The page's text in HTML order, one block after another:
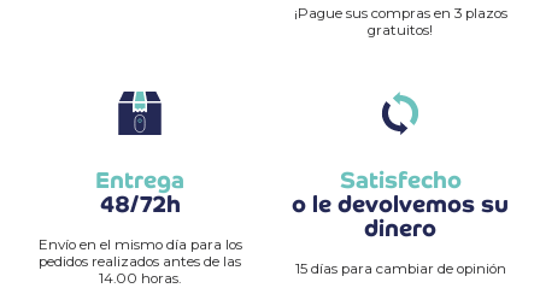
¡Pague sus compras en 3 plazos
gratuitos!
Entrega
48/72h
Envío en el mismo día para los
pedidos realizados antes de las
14.00 horas.
Satisfecho
o le devolvemos su
dinero
15 días para cambiar de opinión